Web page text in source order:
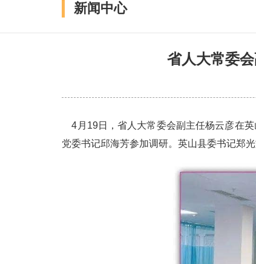
新闻中心
省人大常委
4月19日，省人大常委会副主任杨云彦在
党委书记邱海芳参加调研。英山县委书记郑